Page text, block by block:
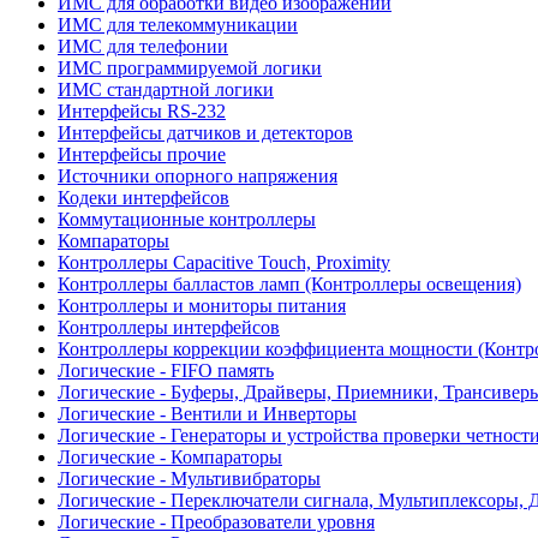
ИМС для телекоммуникации
ИМС для телефонии
ИМС программируемой логики
ИМС стандартной логики
Интерфейсы RS-232
Интерфейсы датчиков и детекторов
Интерфейсы прочие
Источники опорного напряжения
Кодеки интерфейсов
Коммутационные контроллеры
Компараторы
Контроллеры Capacitive Touch, Proximity
Контроллеры балластов ламп (Контроллеры освещения)
Контроллеры и мониторы питания
Контроллеры интерфейсов
Контроллеры коррекции коэффициента мощности
Логические - FIFO память
Логические - Буферы, Драйверы, Приемники,
Логические - Вентили и Инверторы
Логические - Генераторы и устройства проверки четности
Логические - Компараторы
Логические - Мультивибраторы
Логические - Переключатели сигнала, Мультиплексоры,
Логические - Преобразователи уровня